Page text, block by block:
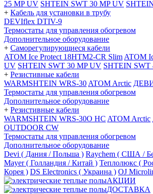
25 MP UV SHTEIN SWT 30 MP UV
+ Кабель для установки в трубу
DEVIflex DTIV-9
Термостаты для управления обогревом
Дополнительное оборудование
+ Саморегулирующиеся кабели
ATOM Ice Protect 18HTM2-CR Slim ATOM
UV SHTEIN SWT 30 MP UV SHTEIN SWT
+ Резистивные кабели
WARMSHTEIN WRS-30 ATOM Arctic ДЕВИ
Термостаты для управления обогревом
Дополнительное оборудование
+ Резистивные кабели
WARMSHTEIN WRS-30O HC ATOM Arctic
OUTDOOR CW
Термостаты для управления обогревом
Дополнительное оборудование
Devi ( Дания / Польша ) Raychem ( США /
Mayer ( Голландия / Китай ) Теплолюкс (
Корея ) DS Electronics ( Украина ) OJ
АКЦИИ
ДОСТАВКА